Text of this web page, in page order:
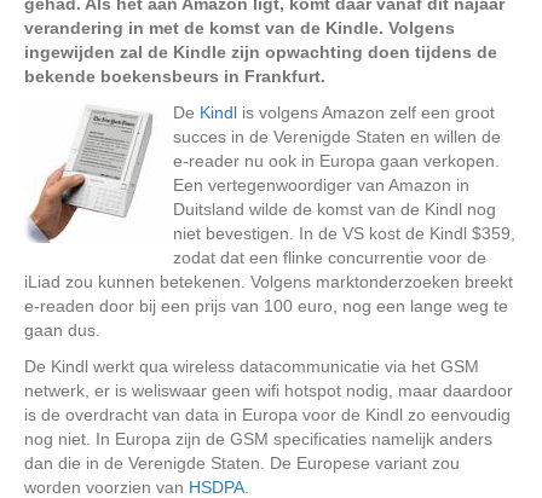
verandering in met de komst van de Kindle. Volgens
ingewijden zal de Kindle zijn opwachting doen tijdens de
bekende boekensbeurs in Frankfurt.
De Kindl is volgens Amazon zelf een groot
succes in de Verenigde Staten en willen de
e-reader nu ook in Europa gaan verkopen.
Een vertegenwoordiger van Amazon in
Duitsland wilde de komst van de Kindl nog
niet bevestigen. In de VS kost de Kindl $359,
zodat dat een flinke concurrentie voor de
iLiad zou kunnen betekenen. Volgens marktonderzoeken breekt
e-readen door bij een prijs van 100 euro, nog een lange weg te
gaan dus.
De Kindl werkt qua wireless datacommunicatie via het GSM
netwerk, er is weliswaar geen wifi hotspot nodig, maar daardoor
is de overdracht van data in Europa voor de Kindl zo eenvoudig
nog niet. In Europa zijn de GSM specificaties namelijk anders
dan die in de Verenigde Staten. De Europese variant zou
worden voorzien van HSDPA